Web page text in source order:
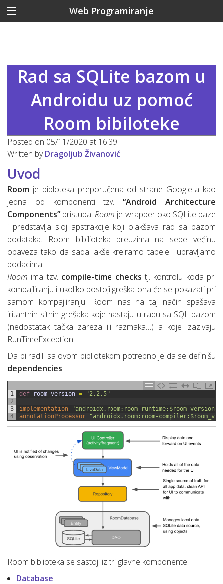
Web Programiranje
Rad sa SQLite bazom u
Androidu uz pomoć
Room bibiloteke
Posted on 05/11/2020 at 16:39.
Written byDragoljub Živanović
Uvod
Room je bibloteka preporučena od strane Google-a kao
jedna od komponenti tzv.“Android Architecture
Components” pristupa.Room je wrapper oko SQLite baze
i predstavlja sloj apstrakcije koji olakšava rad sa bazom
podataka. Room bibilioteka preuzima na sebe većinu
obaveza tako da sada lakše kreiramo tabele i upravljamo
podacima.
Room ima tzv. compile-time checks tj. kontrolu koda pri
kompajliranju i ukoliko postoji greška ona će se pokazati pri
samom kompajliranju. Room nas na taj način spašava
iritantnih sitnih grešaka koje nastaju u radu sa SQL bazom
(nedostatak tačka zareza ili razmaka…) a koje izazivaju
RunTimeException.
Da bi radili sa ovom bibliotekom potrebno je da se definišu
dependencies:
1
2
3
4
def room_version = "2.2.5"
implementation
"androidx.room:room-runtime:$room_version"
annotationProcessor
"androidx.room:room-
Room biblioteka se sastoji iz tri glavne komponente:
Database